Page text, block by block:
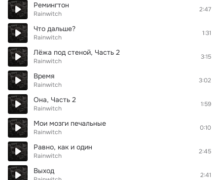
Ремингтон
Rainwitch
2:47
Что дальше?
Rainwitch
1:31
Лёжа под стеной, Часть 2
Rainwitch
3:15
Время
Rainwitch
3:02
Она, Часть 2
Rainwitch
1:59
Мои мозги печальные
Rainwitch
0:10
Равно, как и один
Rainwitch
2:45
Выход 2:41